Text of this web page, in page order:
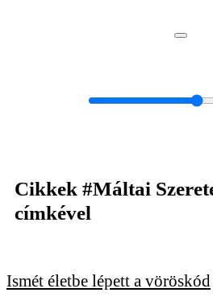
KERESÉS
Cikkek #Máltai
címkével
Ismét életbe lépett a vöröskód